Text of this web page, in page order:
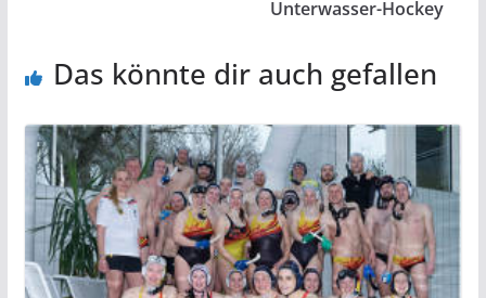
Unterwasser-Hockey
Das könnte dir auch gefallen